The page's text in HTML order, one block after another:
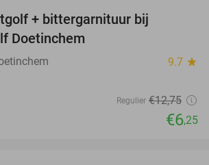
+ bittergarnituur bij
Doetinchem
9.7 star
Regulier €12,75
€6,25